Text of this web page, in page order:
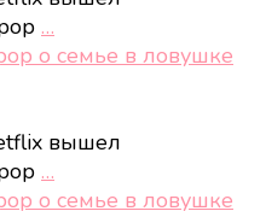
…
о семье в ловушке
вышел
…
о семье в ловушке